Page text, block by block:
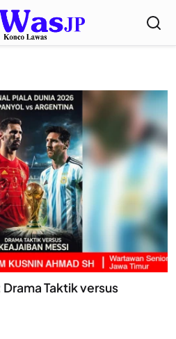
Taktik versus